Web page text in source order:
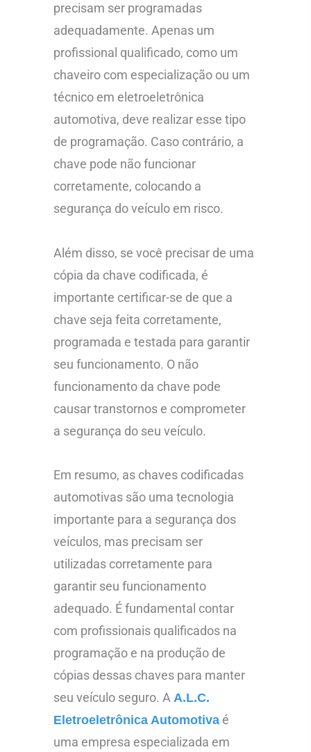
precisam ser programadas
adequadamente. Apenas um
profissional qualificado, como um
chaveiro com especialização ou um
técnico em eletroeletrônica
automotiva, deve realizar esse tipo
de programação. Caso contrário, a
chave pode não funcionar
corretamente, colocando a
segurança do veículo em risco.
Além disso, se você precisar de uma
cópia da chave codificada, é
importante certificar-se de que a
chave seja feita corretamente,
programada e testada para garantir
seu funcionamento. O não
funcionamento da chave pode
causar transtornos e comprometer
a segurança do seu veículo.
Em resumo, as chaves codificadas
automotivas são uma tecnologia
importante para a segurança dos
veículos, mas precisam ser
utilizadas corretamente para
garantir seu funcionamento
adequado. É fundamental contar
com profissionais qualificados na
programação e na produção de
cópias dessas chaves para manter
seu veículo seguro. A A.L.C.
Eletroeletrônica Automotiva é
uma empresa especializada em